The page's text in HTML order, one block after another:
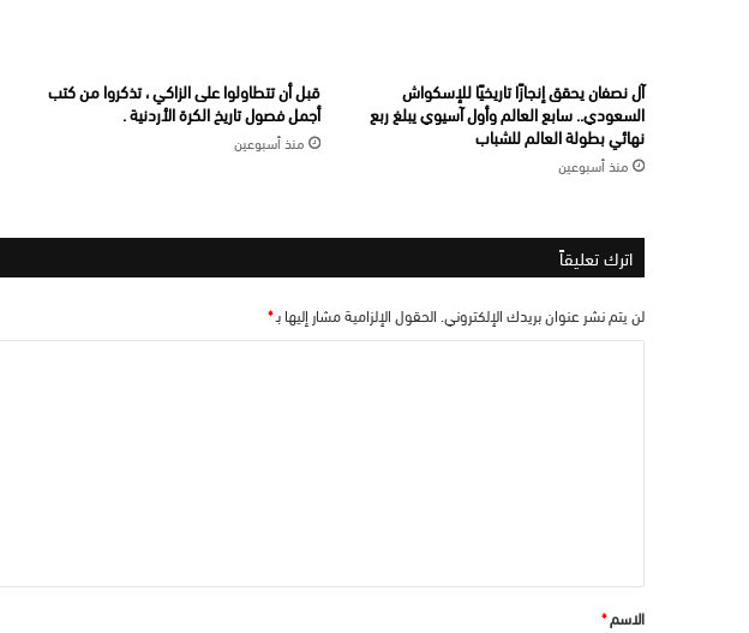
آل نصفان يحقق إنجازًا تاريخيًا للإسكواش
السعودي.. سابع العالم وأول آسيوي يبلغ ربع
نهائي بطولة العالم للشباب
منذ أسبوعين
قبل أن تتطاولوا على الزاكي ، تذكروا من كتب
أجمل فصول تاريخ الكرة الأردنية .
منذ أسبوعين
اترك تعليقاً
لن يتم نشر عنوان بريدك الإلكتروني. الحقول الإلزامية مشار إليها بـ*
*الاسم*